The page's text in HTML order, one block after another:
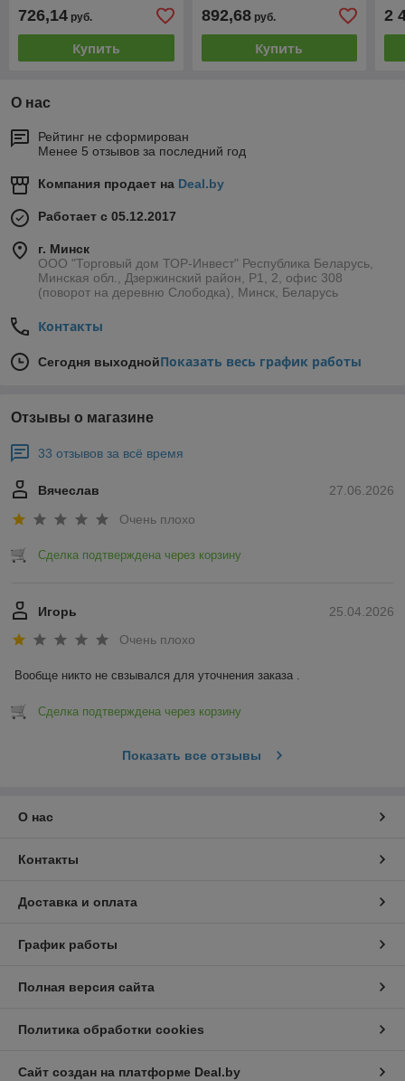
726,14 руб.
Купить
892,68руб.
Купить
2
О нас
Рейтинг не сформирован
Менее 5 отзывов за последний год
Компания продает на Deal.by
Работает с 05.12.2017
г. Минск
ООО "Торговый дом ТОР-Инвест" Республика Беларусь,
Минская обл., Дзержинский район, Р1, 2, офис 308
(поворот на деревню Слободка), Минск, Беларусь
Контакты
Сегодня выходнойПоказать весь график работы
Отзывы о магазине
33 отзывов за всё время
27.06.2026
Вячеслав
Очень плохо
Сделка подтверждена через корзину
25.04.2026
Игорь
Очень плохо
Вообще никто не свзывался для уточнения заказа .
Сделка подтверждена через корзину
Показать все отзывы
О нас
Контакты
Доставка и оплата
График работы
Полная версия сайта
Политика обработки cookies
Сайт создан на платформе Deal.by